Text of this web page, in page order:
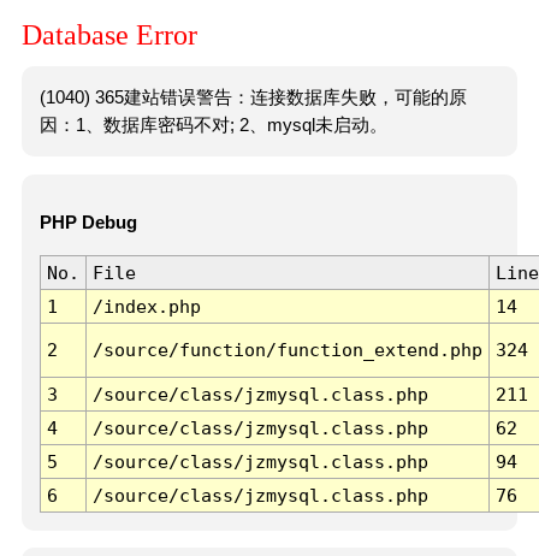
Database Error
(1040) 365建站错误警告：连接数据库失败，可能的原
因：1、数据库密码不对; 2、mysql未启动。
PHP Debug
No. File
Line
1
/index.php 14
2 /source/function/function_extend.php 324
3 /source/class/jzmysql.class.php
211
4
/source/class/jzmysql.class.php
62
5
/source/class/jzmysql.class.php
94
6
/source/class/jzmysql.class.php 76